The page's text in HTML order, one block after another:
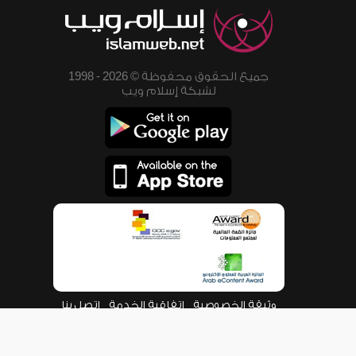
جميع الحقوق محفوظة © 2026 - 1998
لشبكة إسلام ويب
وثيقة الخصوصية اتفاقية الخدمة اتصل بنا